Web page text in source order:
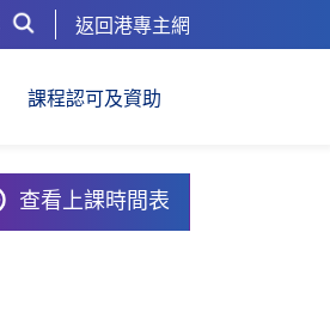
返回港專主網
課程認可及資助
查看上課時間表